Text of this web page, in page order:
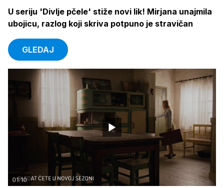
U seriju 'Divlje pčele' stiže novi lik! Mirjana unajmila
ubojicu, razlog koji skriva potpuno je stravičan
GLEDAJ
01:10